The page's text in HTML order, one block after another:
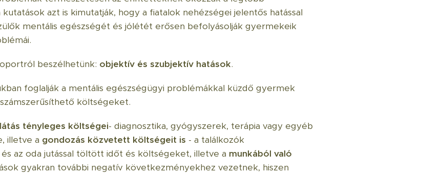
azt is kimutatják, hogy a fiatalok nehézségei jelentős hatással
mentális egészségét és jólétét erősen befolyásolják gyermekeik
beszélhetünk: objektív és szubjektív hatások.
foglalják a mentális egészségügyi problémákkal küzdő gyermek
költségeket.
tényleges költségei- diagnosztika, gyógyszerek, terápia vagy egyéb
illetve a gondozás közvetett költségeit is - a találkozók
az oda jutással töltött időt és költségeket, illetve a munkából való
gyakran további negatív következményekhez vezetnek, hiszen